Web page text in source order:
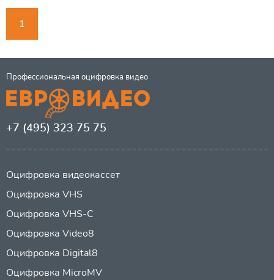
1
Профессиональная оцифровка видео
+7 (495) 323 75 75
Оцифровка видеокассет
Оцифровка VHS
Оцифровка VHS-C
Оцифровка Video8
Оцифровка Digital8
Оцифровка MicroMV